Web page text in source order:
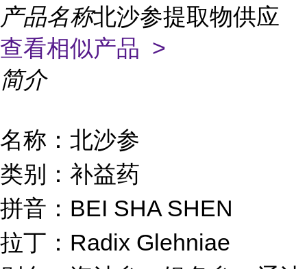
产品名称北沙参提取物供应
查看相似产品 >
简介
名称：北沙参
类别：补益药
拼音：BEI SHA SHEN
拉丁：Radix Glehniae